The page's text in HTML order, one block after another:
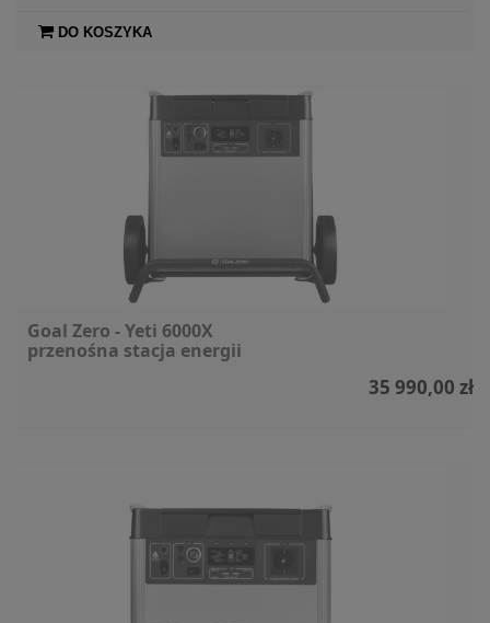
DO KOSZYKA
Goal Zero - Yeti 6000X
przenośna stacja energii
35 990,00 zł